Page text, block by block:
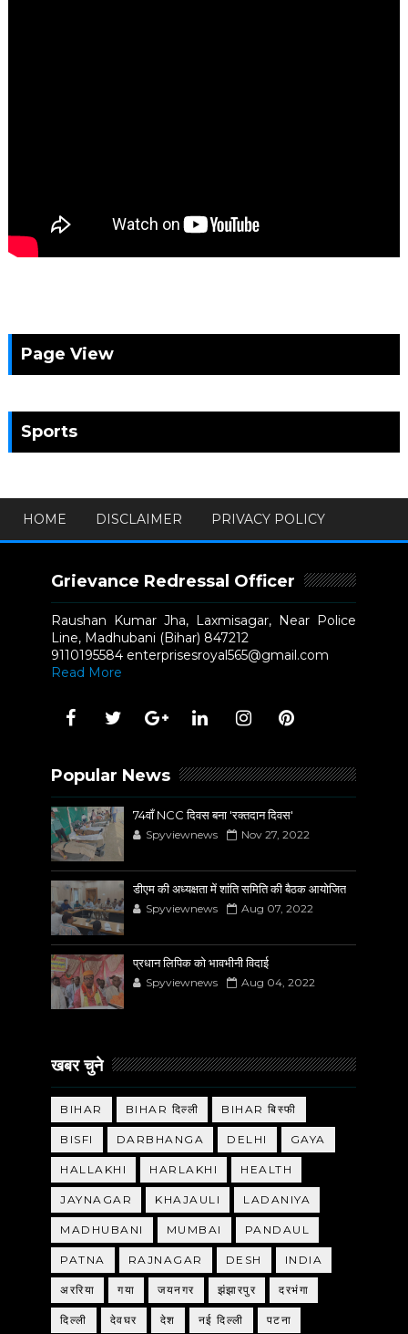
Page View
Sports
HOME DISCLAIMER PRIVACY POLICY
Grievance Redressal Officer
Raushan Kumar Jha, Laxmisagar, Near Police
Line, Madhubani (Bihar) 847212
9110195584 enterprisesroyal565@gmail.com
Read More
Popular News
74वाँ NCC दिवस बना 'रक्तदान दिवस'
Spyviewnews Nov 27, 2022
डीएम की अध्यक्षता में शांति समिति की बैठक आयोजित
Spyviewnews Aug 07, 2022
प्रधान लिपिक को भावभीनी विदाई
Spyviewnews Aug 04, 2022
खबर चुने
BIHAR BIHAR दिल्ली BIHAR बिस्फी
BISFI DARBHANGA DELHI GAYA
HALLAKHI HARLAKHI HEALTH
JAYNAGAR KHAJAULI LADANIYA
MADHUBANI MUMBAI PANDAUL
PATNA RAJNAGAR DESH INDIA
अररिया गया जयनगर झंझारपुर दरभंगा
दिल्ली देवघर देश नई दिल्ली पटना